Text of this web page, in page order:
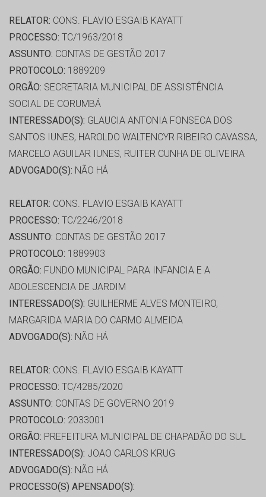
RELATOR: CONS. FLAVIO ESGAIB KAYATT
PROCESSO: TC/1963/2018
ASSUNTO: CONTAS DE GESTÃO 2017
PROTOCOLO: 1889209
ORGÃO: SECRETARIA MUNICIPAL DE ASSISTÊNCIA
SOCIAL DE CORUMBÁ
INTERESSADO(S): GLAUCIA ANTONIA FONSECA DOS
SANTOS IUNES, HAROLDO WALTENCYR RIBEIRO CAVASSA,
MARCELO AGUILAR IUNES, RUITER CUNHA DE OLIVEIRA
ADVOGADO(S): NÃO HÁ
RELATOR: CONS. FLAVIO ESGAIB KAYATT
PROCESSO: TC/2246/2018
ASSUNTO: CONTAS DE GESTÃO 2017
PROTOCOLO: 1889903
ORGÃO: FUNDO MUNICIPAL PARA INFANCIA E A
ADOLESCENCIA DE JARDIM
INTERESSADO(S): GUILHERME ALVES MONTEIRO,
MARGARIDA MARIA DO CARMO ALMEIDA
ADVOGADO(S): NÃO HÁ
RELATOR: CONS. FLAVIO ESGAIB KAYATT
PROCESSO: TC/4285/2020
ASSUNTO: CONTAS DE GOVERNO 2019
PROTOCOLO: 2033001
ORGÃO: PREFEITURA MUNICIPAL DE CHAPADÃO DO SUL
INTERESSADO(S): JOAO CARLOS KRUG
ADVOGADO(S): NÃO HÁ
PROCESSO(S) APENSADO(S):